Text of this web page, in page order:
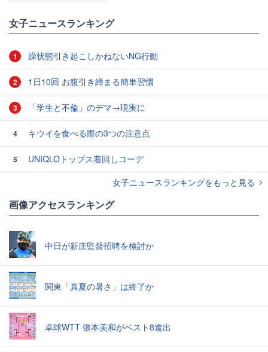
女子ニュースランキング
1 躁状態引き起こしかねないNG行動
2 1日10回 お腹引き締まる簡単習慣
3 「学生と不倫」のデマ→現実に
4 キウイを食べる際の3つの注意点
5
UNIQLOトップス着回しコーデ
女子ニュースランキングをもっと見る
画像アクセスランキング
中日が新庄監督招聘を検討か
関東「真夏の暑さ」は終了か
卓球WTT 張本美和がベスト8進出